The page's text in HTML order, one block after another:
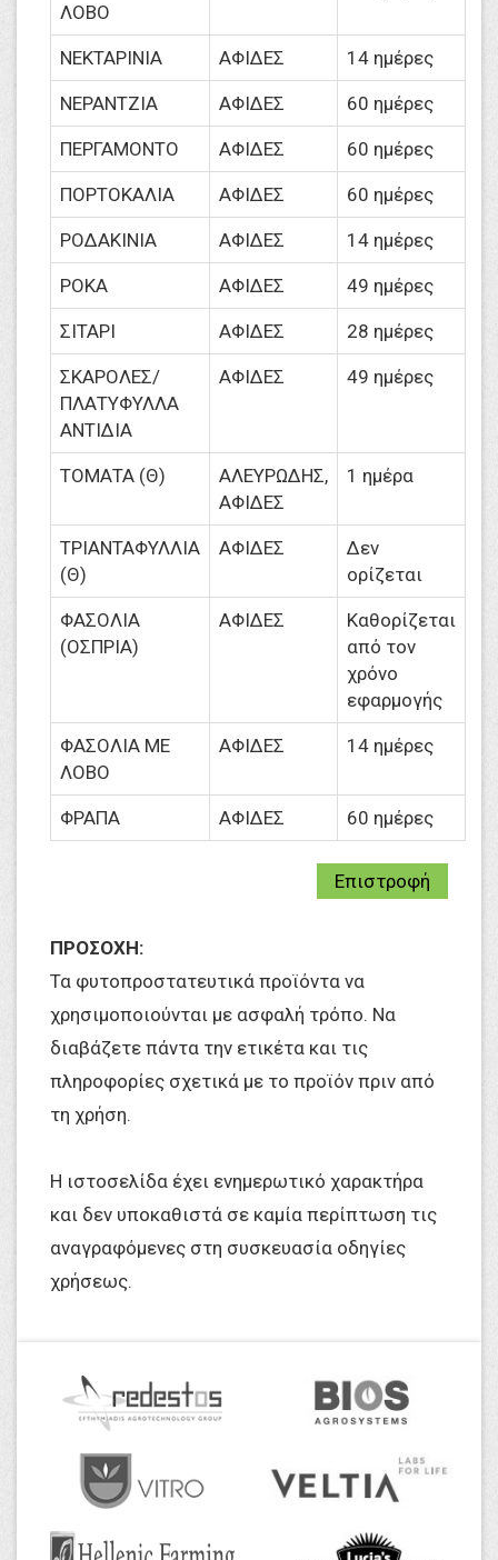
ΛΟΒΟ
ΝΕΚΤΑΡΙΝΙΑ ΑΦΙΔΕΣ 14 ημέρες
ΝΕΡΑΝΤΖΙΑ ΑΦΙΔΕΣ 60 ημέρες
ΠΕΡΓΑΜΟΝΤΟ ΑΦΙΔΕΣ 60 ημέρες
ΠΟΡΤΟΚΑΛΙΑ ΑΦΙΔΕΣ 60 ημέρες
ΡΟΔΑΚΙΝΙΑ ΑΦΙΔΕΣ 14 ημέρες
ΡΟΚΑ ΑΦΙΔΕΣ 49 ημέρες
ΣΙΤΑΡΙ ΑΦΙΔΕΣ 28 ημέρες
ΣΚΑΡΟΛΕΣ/
ΠΛΑΤΥΦΥΛΛΑ
ΑΝΤΙΔΙΑ
ΑΦΙΔΕΣ 49 ημέρες
ΤΟΜΑΤΑ (Θ)
ΑΛΕΥΡΩΔΗΣ,
ΑΦΙΔΕΣ
1 ημέρα
ΤΡΙΑΝΤΑΦΥΛΛΙΑ
(Θ)
ΑΦΙΔΕΣ
Δεν
ορίζεται
ΦΑΣΟΛΙΑ
(ΟΣΠΡΙΑ)
ΑΦΙΔΕΣ
Καθορίζεται
από τον
χρόνο
εφαρμογής
ΦΑΣΟΛΙΑ ΜΕ
ΛΟΒΟ
ΑΦΙΔΕΣ 14 ημέρες
ΦΡΑΠΑ ΑΦΙΔΕΣ 60 ημέρες
Επιστροφή
ΠΡΟΣΟΧΗ:
Τα φυτοπροστατευτικά προϊόντα να
χρησιμοποιούνται με ασφαλή τρόπο. Να
διαβάζετε πάντα την ετικέτα και τις
πληροφορίες σχετικά με το προϊόν πριν από
τη χρήση.
Η ιστοσελίδα έχει ενημερωτικό χαρακτήρα
και δεν υποκαθιστά σε καμία περίπτωση τις
αναγραφόμενες στη συσκευασία οδηγίες
χρήσεως.